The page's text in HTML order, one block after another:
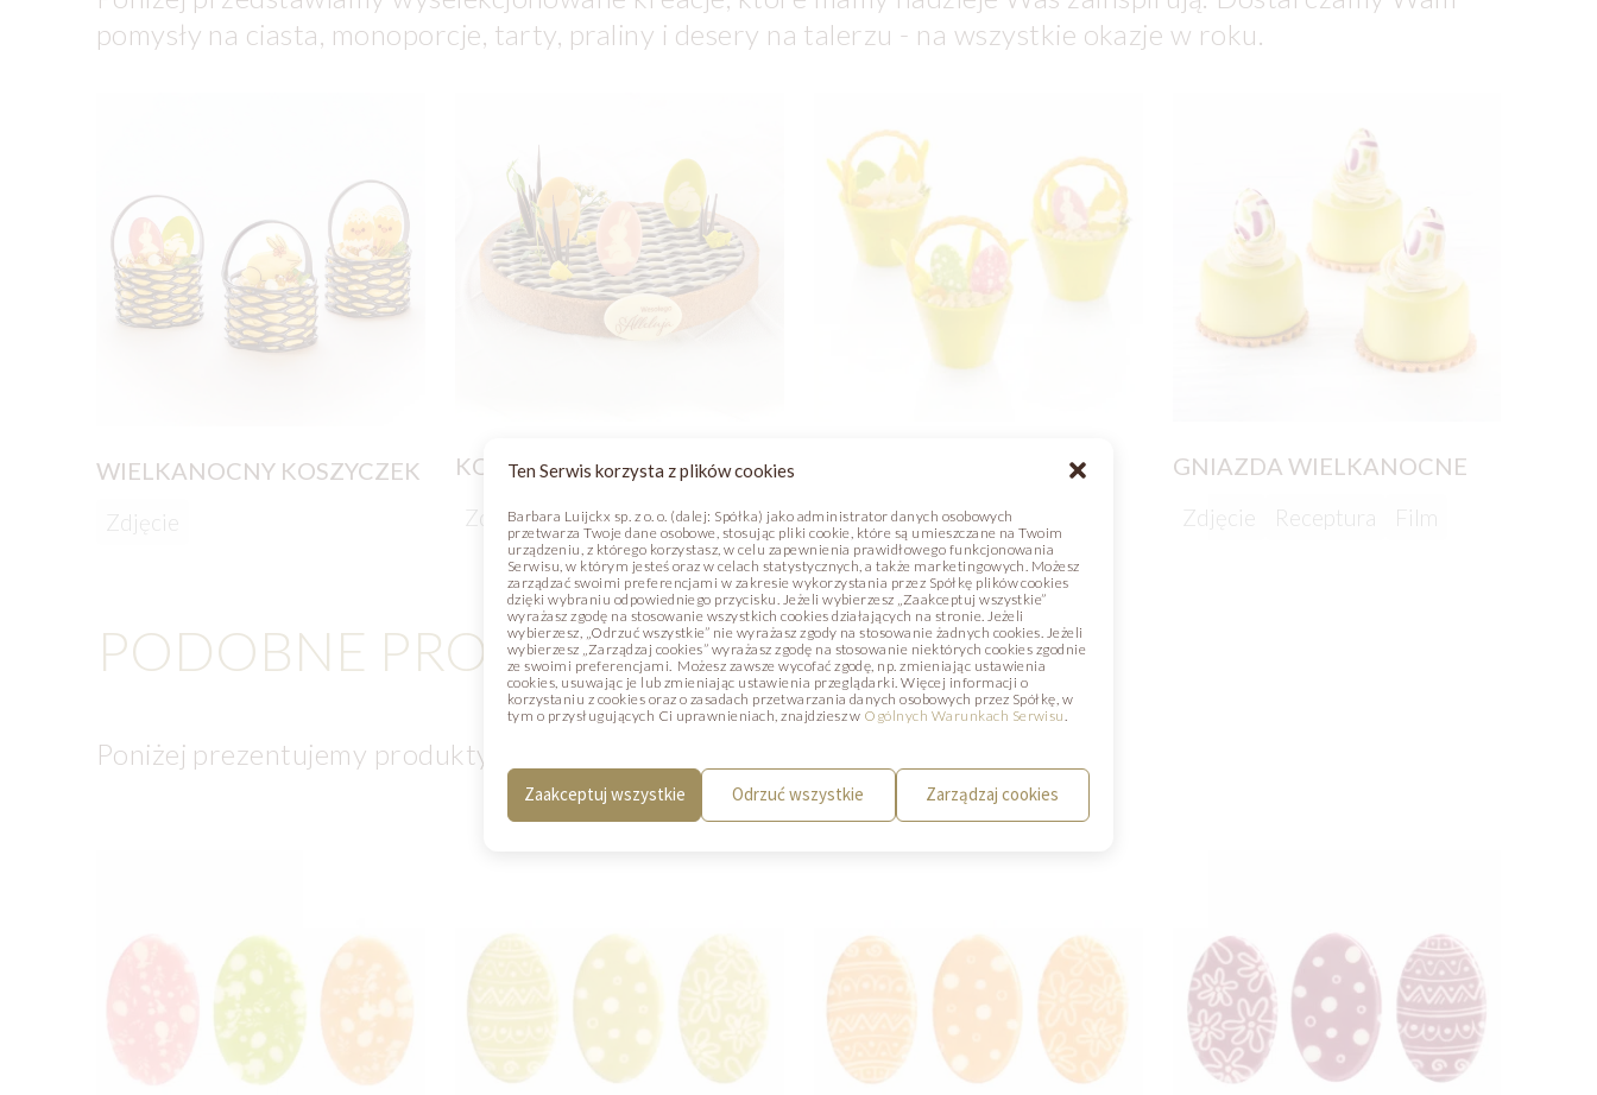
Ten Serwis korzysta z plików cookies
Barbara Luijckx sp. z o. o. (dalej: Spółka) jako administrator danych osobowych
przetwarza Twoje dane osobowe, stosując pliki cookie, które są umieszczane na Twoim
urządzeniu, z którego korzystasz, w celu zapewnienia prawidłowego funkcjonowania
Serwisu, w którym jesteś oraz w celach statystycznych, a także marketingowych. Możesz
zarządzać swoimi preferencjami w zakresie wykorzystania przez Spółkę plików cookies
dzięki wybraniu odpowiedniego przycisku. Jeżeli wybierzesz „Zaakceptuj wszystkie”
wyrażasz zgodę na stosowanie wszystkich cookies działających na stronie. Jeżeli
wybierzesz, „Odrzuć wszystkie” nie wyrażasz zgody na stosowanie żadnych cookies. Jeżeli
wybierzesz „Zarządzaj cookies” wyrażasz zgodę na stosowanie niektórych cookies zgodnie
ze swoimi preferencjami. Możesz zawsze wycofać zgodę, np. zmieniając ustawienia
cookies, usuwając je lub zmieniając ustawienia przeglądarki. Więcej informacji o
korzystaniu z cookies oraz o zasadach przetwarzania danych osobowych przez Spółkę, w
tym o przysługujących Ci uprawnieniach, znajdziesz w Ogólnych Warunkach Serwisu.
Zaakceptuj wszystkie Odrzuć wszystkie Zarządzaj cookies
pomysły na ciasta, monoporcje, tarty, praliny i desery na talerzu - na wszystkie okazje w roku.
WIELKANOCNY KOSZYCZEK
Zdjęcie
KOLOROWE ZAJĄCE
Zdjęcie
KOSZYKI WIELKANOCNE
Zdjęcie
GNIAZDA WIELKANOCNE
Zdjęcie Receptura Film
PODOBNE PRODUKTY
Poniżej prezentujemy produkty, które mogą Państwa zainteresować.